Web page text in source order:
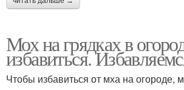
Мох на грядках в
избавиться.
Чтобы избавиться от мха на огороде,